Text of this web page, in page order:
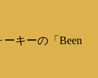
キーの「Been